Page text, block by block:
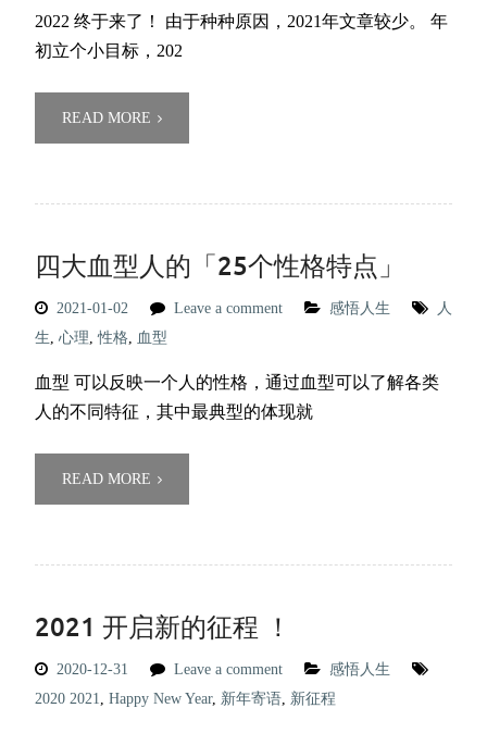
2022 终于来了！ 由于种种原因，2021年文章较少。 年
初立个小目标，202
READ MORE
四大血型人的「25个性格特点」
2021-01-02 Leave a comment 感悟人生
人
生, 心理,性格, 血型
血型 可以反映一个人的性格，通过血型可以了解各类
人的不同特征，其中最典型的体现就
READ MORE
2021 开启新的征程 ！
2020-12-31 Leave a comment
感悟人生
2020 2021, Happy New Year, 新年寄语, 新征程